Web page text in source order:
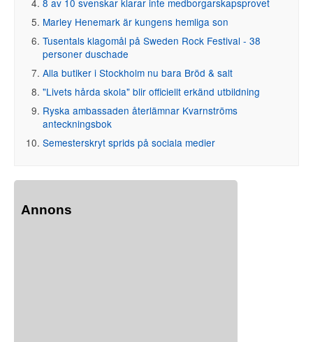
Marley Henemark är kungens hemliga son
Tusentals klagomål på Sweden Rock Festival - 38
personer duschade
Alla butiker i Stockholm nu bara Bröd & salt
"Livets hårda skola" blir officiellt erkänd utbildning
Ryska ambassaden återlämnar Kvarnströms
anteckningsbok
Semesterskryt sprids på sociala medier
Annons